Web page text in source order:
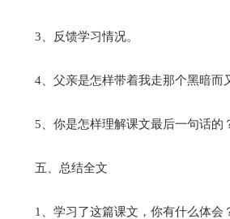
3、反馈学习情况。
4、父亲是怎样带着我走那个黑暗而
5、你是怎样理解课文最后一句话的
五、总结全文
1、学习了这篇课文，你有什么体会